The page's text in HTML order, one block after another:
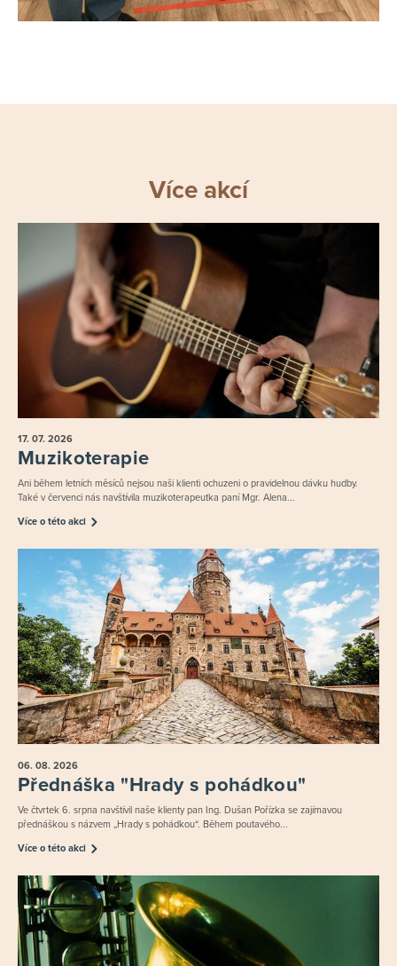
Více akcí
17. 07. 2026
Muzikoterapie
Ani během letních měsíců nejsou naši klienti ochuzeni o pravidelnou dávku hudby.
Také v červenci nás navštívila muzikoterapeutka paní Mgr. Alena...
Více o této akci
06. 08. 2026
Přednáška "Hrady s pohádkou"
Ve čtvrtek 6. srpna navštívil naše klienty pan Ing. Dušan Pořízka se zajímavou
přednáškou s názvem „Hrady s pohádkou“. Během poutavého...
Více o této akci